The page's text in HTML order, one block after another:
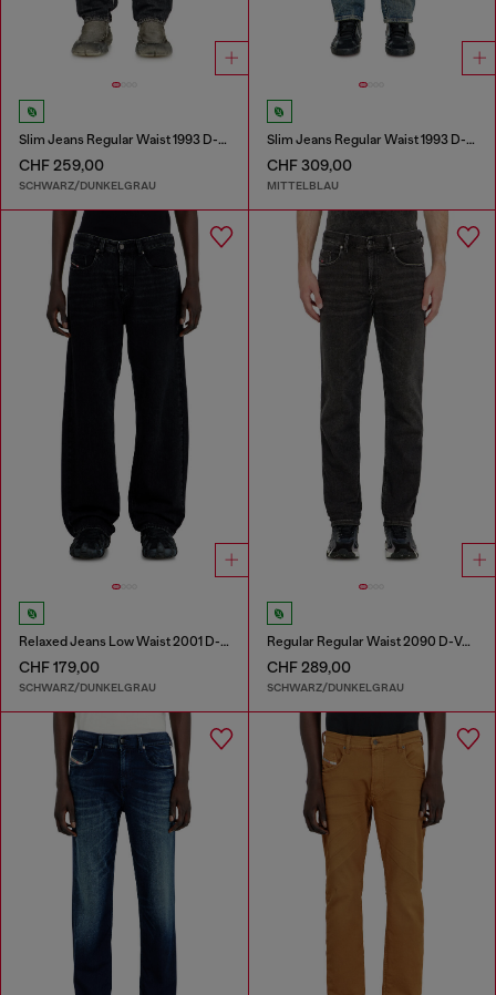
Slim Jeans Regular Waist 1993 D-Vyl
CHF 259,00
SCHWARZ/DUNKELGRAU
Slim Jeans Regular Waist 1993 D-Vyl
CHF 309,00
MITTELBLAU
Relaxed Jeans Low Waist 2001 D-Macro
CHF 179,00
SCHWARZ/DUNKELGRAU
Regular Regular Waist 2090 D-Veekley Joggjeans®
CHF 289,00
SCHWARZ/DUNKELGRAU